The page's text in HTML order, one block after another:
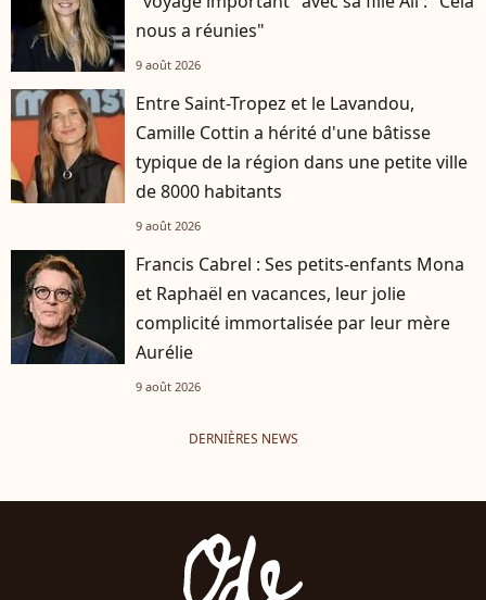
nous a réunies"
9 août 2026
Entre Saint-Tropez et le Lavandou,
Camille Cottin a hérité d'une bâtisse
typique de la région dans une petite ville
de 8000 habitants
9 août 2026
Francis Cabrel : Ses petits-enfants Mona
et Raphaël en vacances, leur jolie
complicité immortalisée par leur mère
Aurélie
9 août 2026
DERNIÈRES NEWS